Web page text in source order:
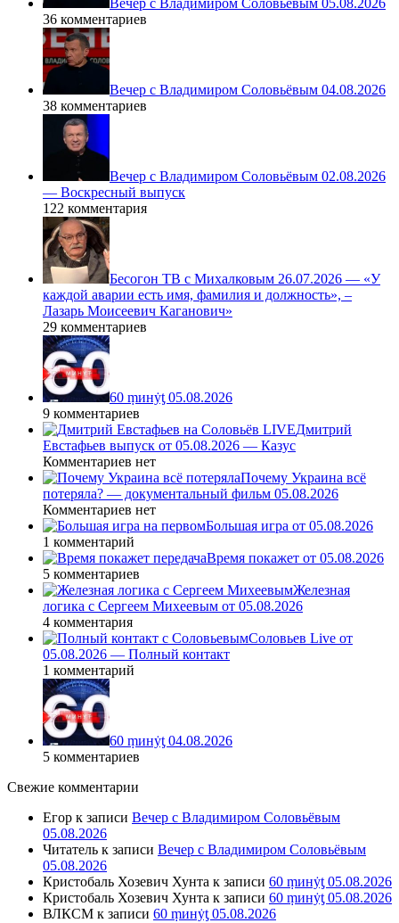
Вечер с Владимиром Соловьёвым 05.08.2026
36 комментариев
Вечер с Владимиром Соловьёвым 04.08.2026
38 комментариев
Вечер с Владимиром Соловьёвым 02.08.2026
— Воскресный выпуск
122 комментария
Бесогон ТВ с Михалковым 26.07.2026 — «У
каждой аварии есть имя, фамилия и должность», –
Лазарь Моисеевич Каганович»
29 комментариев
60 ṃинẏƫ 05.08.2026
9 комментариев
Дмитрий
Евстафьев выпуск от 05.08.2026 — Казус
Комментариев нет
Почему Украина всё
потеряла? — документальный фильм 05.08.2026
Комментариев нет
Большая игра от 05.08.2026
1 комментарий
Время покажет от 05.08.2026
5 комментариев
Железная
логика с Сергеем Михеевым от 05.08.2026
4 комментария
Соловьев Live от
05.08.2026 — Полный контакт
1 комментарий
60 ṃинẏƫ 04.08.2026
5 комментариев
Свежие комментарии
Егор к записи Вечер с Владимиром Соловьёвым
05.08.2026
Читатель к записи Вечер с Владимиром Соловьёвым
05.08.2026
Кристобаль Хозевич Хунта к записи 60 ṃинẏƫ 05.08.2026
Кристобаль Хозевич Хунта к записи 60 ṃинẏƫ 05.08.2026
ВЛКСМ к записи 60 ṃинẏƫ 05.08.2026